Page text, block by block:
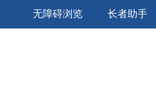
长者助手
无障碍浏览